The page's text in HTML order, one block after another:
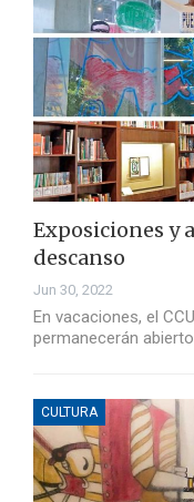
Exposiciones y
descanso
Jun 30, 2022
En vacaciones, el
permanecerán
CULTURA